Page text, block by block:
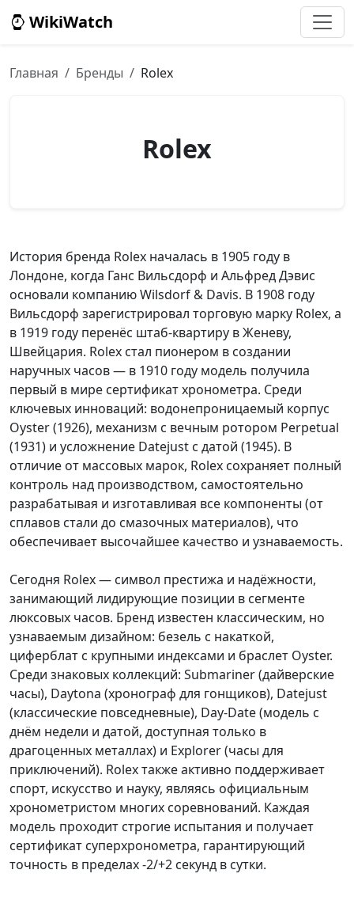
WikiWatch
Главная Бренды Rolex
Rolex
История бренда Rolex началась в 1905 году в
Лондоне, когда Ганс Вильсдорф и Альфред Дэвис
основали компанию Wilsdorf & Davis. В 1908 году
Вильсдорф зарегистрировал торговую марку Rolex, а
в 1919 году перенёс штаб-квартиру в Женеву,
Швейцария. Rolex стал пионером в создании
наручных часов — в 1910 году модель получила
первый в мире сертификат хронометра. Среди
ключевых инноваций: водонепроницаемый корпус
Oyster (1926), механизм с вечным ротором Perpetual
(1931) и усложнение Datejust с датой (1945). В
отличие от массовых марок, Rolex сохраняет полный
контроль над производством, самостоятельно
разрабатывая и изготавливая все компоненты (от
сплавов стали до смазочных материалов), что
обеспечивает высочайшее качество и узнаваемость.
Сегодня Rolex — символ престижа и надёжности,
занимающий лидирующие позиции в сегменте
люксовых часов. Бренд известен классическим, но
узнаваемым дизайном: безель с накаткой,
циферблат с крупными индексами и браслет Oyster.
Среди знаковых коллекций: Submariner (дайверские
часы), Daytona (хронограф для гонщиков), Datejust
(классические повседневные), Day-Date (модель с
днём недели и датой, доступная только в
драгоценных металлах) и Explorer (часы для
приключений). Rolex также активно поддерживает
спорт, искусство и науку, являясь официальным
хронометристом многих соревнований. Каждая
модель проходит строгие испытания и получает
сертификат суперхронометра, гарантирующий
точность в пределах -2/+2 секунд в сутки.